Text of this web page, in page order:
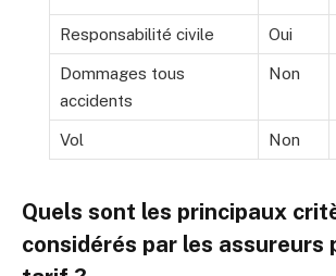
Responsabilité civile Oui
Dommages tous
accidents
Non
Vol Non
Quels sont les principaux
considérés par les assureurs